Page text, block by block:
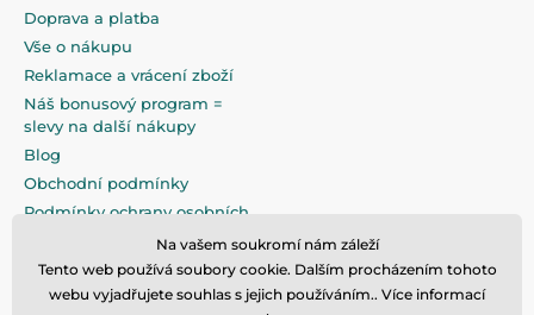
Doprava a platba
Vše o nákupu
Reklamace a vrácení zboží
Náš bonusový program =
slevy na další nákupy
Blog
Obchodní podmínky
Podmínky ochrany osobních
Na pečlivé zabalení klademe
maximální důraz
Na vašem soukromí nám záleží
Tento web používá soubory cookie. Dalším procházením tohoto
webu vyjadřujete souhlas s jejich používáním.. Více informací